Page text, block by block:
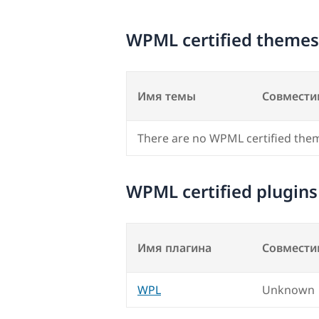
WPML certified themes
Имя темы
There are no WPML certified
WPML certified plugins
Имя плагина
WPL Unknown